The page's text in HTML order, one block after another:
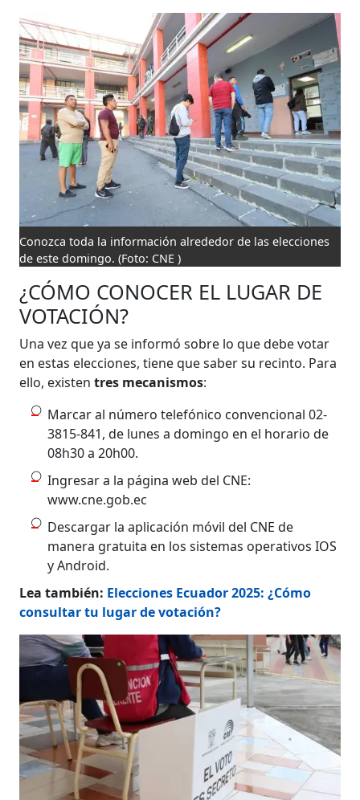
Conozca toda la información alrededor de las elecciones
de este domingo.(Foto: CNE )
¿CÓMO CONOCER EL LUGAR DE
VOTACIÓN?
Una vez que ya se informó sobre lo que debe votar
en estas elecciones, tiene que saber su recinto. Para
ello, existentres mecanismos:
Marcar al número telefónico convencional 02-
3815-841, de lunes a domingo en el horario de
08h30 a 20h00.
Ingresar a la página web del CNE:
www.cne.gob.ec
Descargar la aplicación móvil del CNE de
manera gratuita en los sistemas operativos IOS
y Android.
Lea también: Elecciones Ecuador 2025: ¿Cómo
consultar tu lugar de votación?